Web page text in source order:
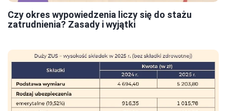
Czy okres wypowiedzenia liczy się do stażu
zatrudnienia? Zasady i wyjątki